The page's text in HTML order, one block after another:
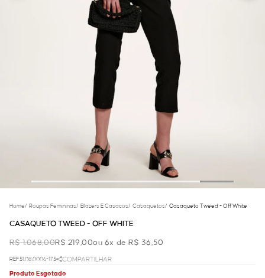
Home/ Roupas Femininas/ Blazers E Casacos/ Casaquetos/ Casaqueto Tweed - Off White
CASAQUETO TWEED - OFF WHITE
R$ 1.068,00R$ 219,00ou 6x de R$ 36,50
REF.51.08.0006-175
COMPARTILHAR
Produto Esgotado